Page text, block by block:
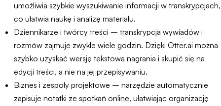
umożliwia szybkie wyszukiwanie informacji w transkrypcjach,
co ułatwia naukę i analizę materiału.
Dziennikarze i twórcy treści – transkrypcja wywiadów i
rozmów zajmuje zwykle wiele godzin. Dzięki Otter.ai można
szybko uzyskać wersję tekstową nagrania i skupić się na
edycji treści, a nie na jej przepisywaniu.
Biznes i zespoły projektowe – narzędzie automatycznie
zapisuje notatki ze spotkań online, ułatwiając organizację